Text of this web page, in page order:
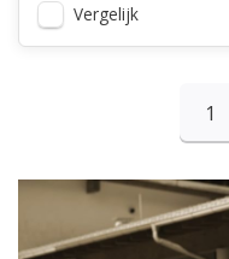
Vergelijk
1